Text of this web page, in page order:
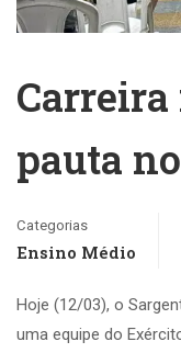
pauta
Categorias
Ensino Médio
Hoje (12/03), o
uma equipe do